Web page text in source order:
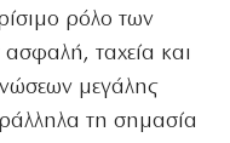
ρόλο των
ταχεία και
μεγάλης
τη σημασία